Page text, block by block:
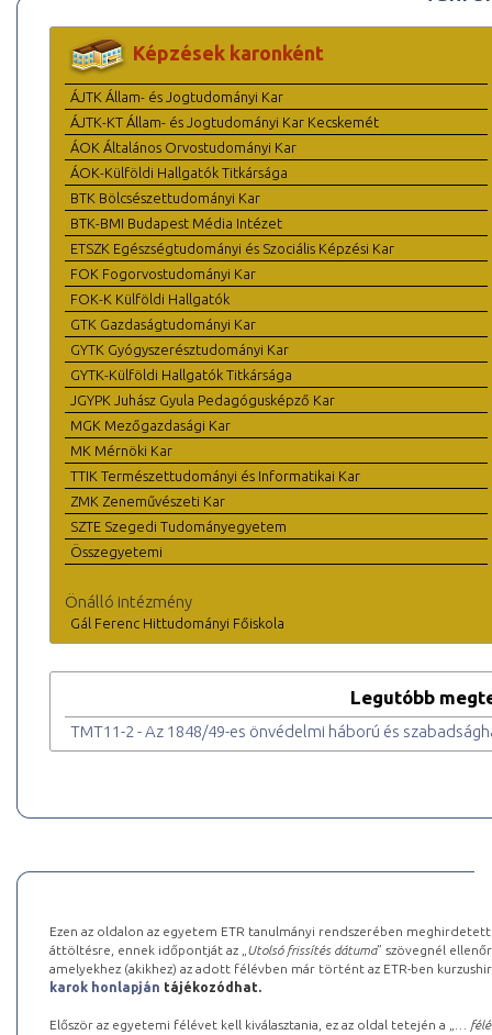
Képzések karonként
ÁJTK Állam- és Jogtudományi Kar
ÁJTK-KT Állam- és Jogtudományi Kar Kecskemét
ÁOK Általános Orvostudományi Kar
ÁOK-Külföldi Hallgatók Titkársága
BTK Bölcsészettudományi Kar
BTK-BMI Budapest Média Intézet
ETSZK Egészségtudományi és Szociális Képzési Kar
FOK Fogorvostudományi Kar
FOK-K Külföldi Hallgatók
GTK Gazdaságtudományi Kar
GYTK Gyógyszerésztudományi Kar
GYTK-Külföldi Hallgatók Titkársága
JGYPK Juhász Gyula Pedagógusképző Kar
MGK Mezőgazdasági Kar
MK Mérnöki Kar
TTIK Természettudományi és Informatikai Kar
ZMK Zeneművészeti Kar
SZTE Szegedi Tudományegyetem
Összegyetemi
Önálló intézmény
Gál Ferenc Hittudományi Főiskola
Legutóbb
TMT11-2 - Az 1848/49-es önvédelmi háború és
Ezen az oldalon az egyetem ETR tanulmányi rendszerében
áttöltésre, ennek időpontját az „ Utolsó frissítés dátuma” szövegnél
amelyekhez (akikhez) az adott félévben már történt az ETR-ben
karok honlapján tájékozódhat.
Először az egyetemi félévet kell kiválasztania, ez az oldal tetején a „
…